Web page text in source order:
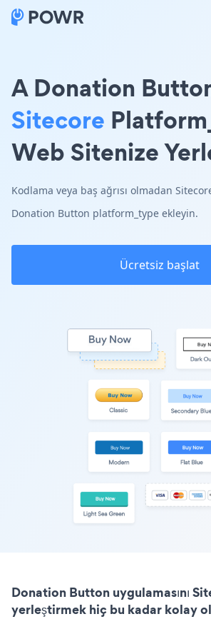
A Donation
Sitecore
Web Sitenize
Kodlama veya baş ağrısı olmadan
Donation Button platform_type ekleyin.
Ücretsiz başlat
Donation Button uygulamasını
yerleştirmek hiç bu kadar kolay